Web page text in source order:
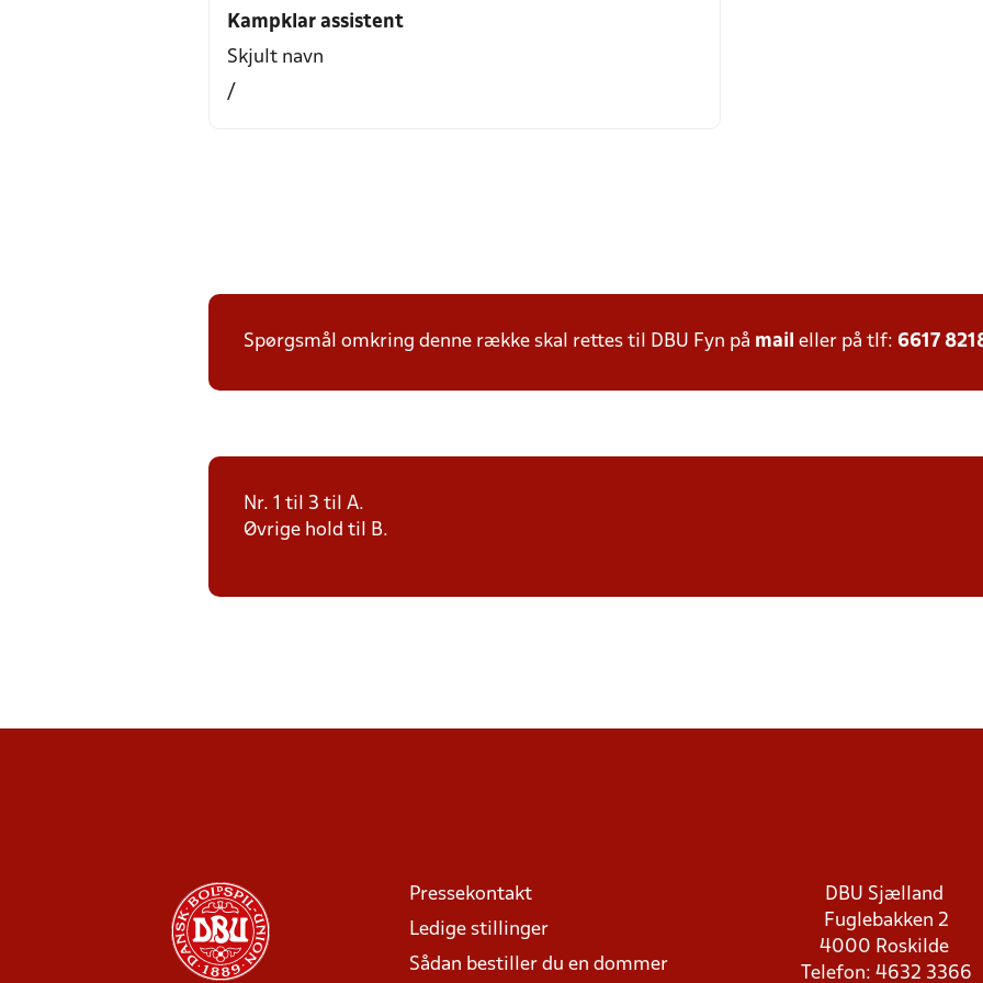
Kampklar assistent
Skjult navn
/
Spørgsmål omkring denne række skal rettes til DBU Fyn på mail eller på tlf: 6617
Nr. 1 til 3 til A.
Øvrige hold til B.
Pressekontakt
Ledige stillinger
Sådan bestiller du en dommer
DBU Sjælland
Fuglebakken 2
4000 Roskilde
Telefon: 4632 3366